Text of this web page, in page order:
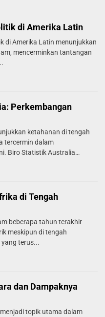
di Amerika Latin
di Amerika Latin menunjukkan
mencerminkan tantangan
Perkembangan
ketahanan di tengah
tercermin dalam
Biro Statistik Australia
di Tengah
beberapa tahun terakhir
meskipun di tengah
terus...
dan Dampaknya
topik utama dalam